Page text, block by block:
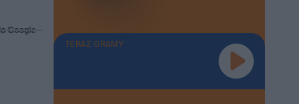
Google
TERAZ GRAMY